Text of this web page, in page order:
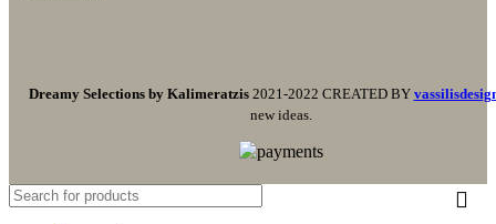
Dreamy Selections by Kalimeratzis 2021-2022 CREATED BY
new ideas.